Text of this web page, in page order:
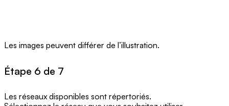
Les images peuvent différer de l’illustration.
Étape 6 de 7
Les réseaux disponibles sont répertoriés.